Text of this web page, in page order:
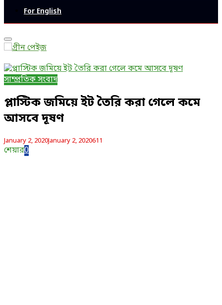
For English
Primary
Menu
সাম্প্রতিক সংবাদ
প্লাস্টিক জমিয়ে ইট তৈরি করা গেলে কমে
আসবে দূষণ
January 2, 2020January 2, 2020611
শেয়ার0